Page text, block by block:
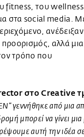
fitness, του wellness
στα social media.
ανέδειξαν
προορισμός, αλλά μια
τρόπο που
στο Creative
” γεννήθηκε από μια
μπορεί να γίνει μια
αυτή την ιδέα